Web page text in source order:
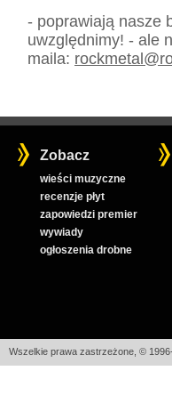
- poprawiają nasze
uwzględnimy! - ale
maila: rockmetal@
Zobacz
wieści muzyczne
recenzje płyt
zapowiedzi premier
wywiady
ogłoszenia drobne
Wszelkie prawa zastrzeżone, ©